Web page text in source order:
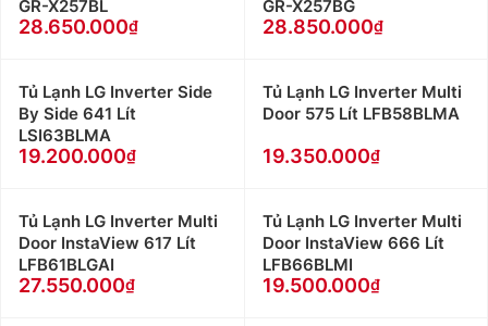
GR-X257BL
28.650.000
GR-X257BG
28.850.000
Tủ Lạnh LG Inverter Side
By Side 641 Lít
LSI63BLMA
19.200.000
Tủ Lạnh LG Inverter Multi
Door 575 Lít LFB58BLMA
19.350.000
Tủ Lạnh LG Inverter Multi
Door InstaView 617 Lít
LFB61BLGAI
27.550.000
Tủ Lạnh LG Inverter Multi
Door InstaView 666 Lít
LFB66BLMI
19.500.000